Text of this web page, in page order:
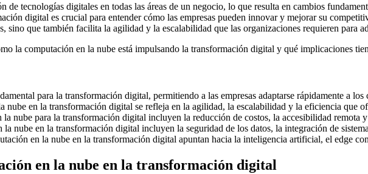
de tecnologías digitales en todas las áreas de un negocio, lo que resulta en cambios
digital es crucial para entender cómo las empresas pueden innovar y mejorar su
sino que también facilita la agilidad y la escalabilidad que las organizaciones requieren para
la computación en la nube está impulsando la transformación digital y qué implicaciones
para la transformación digital, permitiendo a las empresas adaptarse rápidamente a los
nube en la transformación digital se refleja en la agilidad, la escalabilidad y la eficiencia que
nube para la transformación digital incluyen la reducción de costos, la accesibilidad remota
la nube en la transformación digital incluyen la seguridad de los datos, la integración de
en la nube en la transformación digital apuntan hacia la inteligencia artificial, el edge
en la nube en la transformación digital